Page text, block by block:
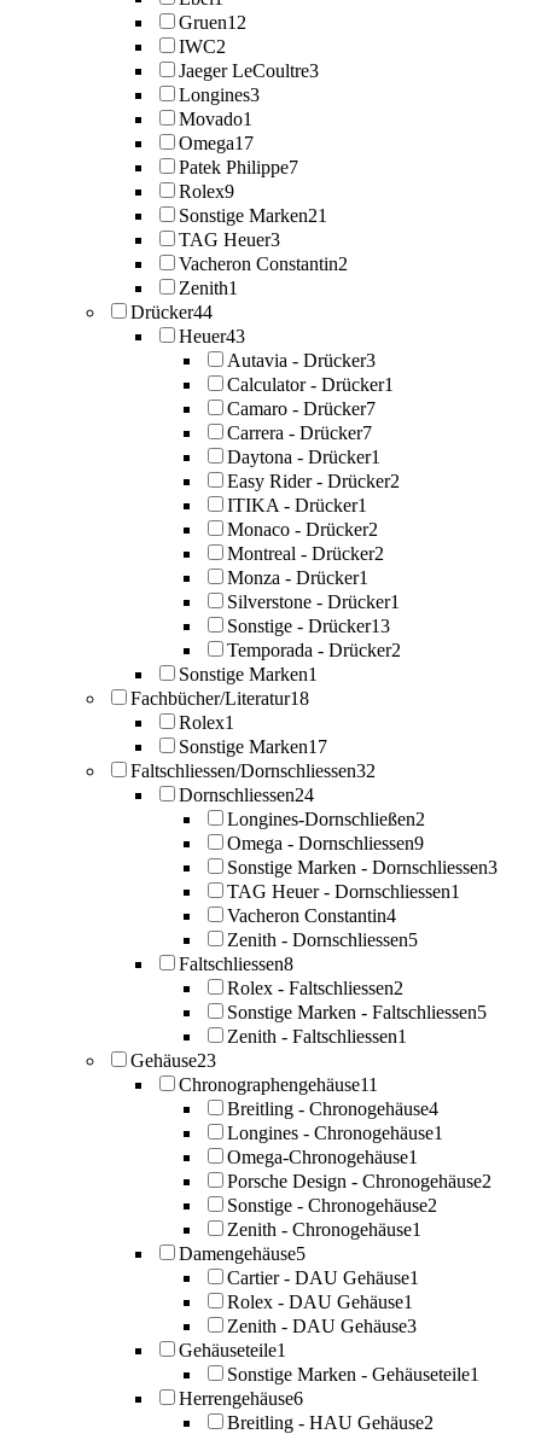
Gruen12
IWC2
Jaeger LeCoultre3
Longines3
Movado1
Omega17
Patek Philippe7
Rolex9
Sonstige Marken21
TAG Heuer3
Vacheron Constantin2
Zenith1
Drücker44
Heuer43
Autavia - Drücker3
Calculator - Drücker1
Camaro - Drücker7
Carrera - Drücker7
Daytona - Drücker1
Easy Rider - Drücker2
ITIKA - Drücker1
Monaco - Drücker2
Montreal - Drücker2
Monza - Drücker1
Silverstone - Drücker1
Sonstige - Drücker13
Temporada - Drücker2
Sonstige Marken1
Fachbücher/Literatur18
Rolex1
Sonstige Marken17
Faltschliessen/Dornschliessen32
Dornschliessen24
Longines-Dornschließen2
Omega - Dornschliessen9
Sonstige Marken - Dornschliessen3
TAG Heuer - Dornschliessen1
Vacheron Constantin4
Zenith - Dornschliessen5
Faltschliessen8
Rolex - Faltschliessen2
Sonstige Marken - Faltschliessen5
Zenith - Faltschliessen1
Gehäuse23
Chronographengehäuse11
Breitling - Chronogehäuse4
Longines - Chronogehäuse1
Omega-Chronogehäuse1
Porsche Design - Chronogehäuse2
Sonstige - Chronogehäuse2
Zenith - Chronogehäuse1
Damengehäuse5
Cartier - DAU Gehäuse1
Rolex - DAU Gehäuse1
Zenith - DAU Gehäuse3
Gehäuseteile1
Sonstige Marken - Gehäuseteile1
Herrengehäuse6
Breitling - HAU Gehäuse2